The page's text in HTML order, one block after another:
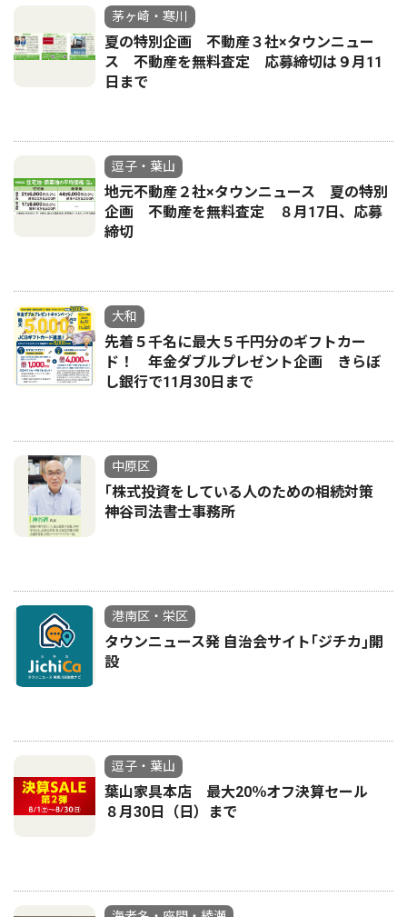
茅ヶ崎・寒川
夏の特別企画 不動産３社×タウンニュー
ス 不動産を無料査定 応募締切は９月11
日まで
逗子・葉山
地元不動産２社×タウンニュース 夏の特別
企画 不動産を無料査定 ８月17日、応募
締切
大和
先着５千名に最大５千円分のギフトカー
ド！ 年金ダブルプレゼント企画 きらぼ
し銀行で11月30日まで
中原区
｢株式投資をしている人のための相続対策
神谷司法書士事務所
港南区・栄区
タウンニュース発 自治会サイト｢ジチカ｣開
設
逗子・葉山
葉山家具本店 最大20％オフ決算セール
８月30日（日）まで